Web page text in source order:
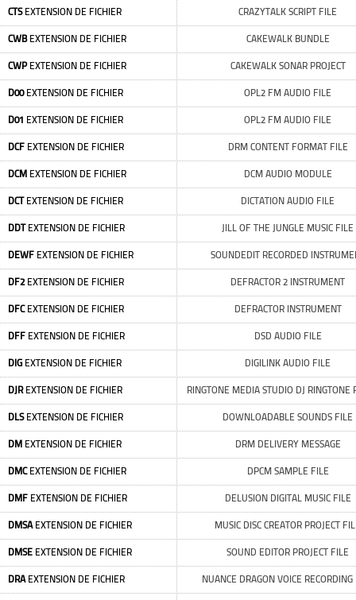
CTSEXTENSION DE FICHIER CRAZYTALK SCRIPT FILE
CWBEXTENSION DE FICHIER CAKEWALK BUNDLE
CWPEXTENSION DE FICHIER CAKEWALK SONAR PROJECT
D00EXTENSION DE FICHIER OPL2 FM AUDIO FILE
D01 EXTENSION DE FICHIER OPL2 FM AUDIO FILE
DCF EXTENSION DE FICHIER DRM CONTENT FORMAT FILE
DCM EXTENSION DE FICHIER DCM AUDIO MODULE
DCTEXTENSION DE FICHIER DICTATION AUDIO FILE
DDTEXTENSION DE FICHIER JILL OF THE JUNGLE MUSIC FILE
DEWF EXTENSION DE FICHIER SOUNDEDIT RECORDED
DF2EXTENSION DE FICHIER DEFRACTOR 2 INSTRUMENT
DFCEXTENSION DE FICHIER DEFRACTOR INSTRUMENT
DFF EXTENSION DE FICHIER DSD AUDIO FILE
DIG EXTENSION DE FICHIER DIGILINK AUDIO FILE
DJREXTENSION DE FICHIER RINGTONE MEDIA STUDIO DJ RINGTONE
DLSEXTENSION DE FICHIER DOWNLOADABLE SOUNDS FILE
DM EXTENSION DE FICHIER DRM DELIVERY MESSAGE
DMCEXTENSION DE FICHIER DPCM SAMPLE FILE
DMF EXTENSION DE FICHIER DELUSION DIGITAL MUSIC FILE
DMSAEXTENSION DE FICHIER MUSIC DISC CREATOR PROJECT
DMSE EXTENSION DE FICHIER SOUND EDITOR PROJECT FILE
DRAEXTENSION DE FICHIER NUANCE DRAGON VOICE